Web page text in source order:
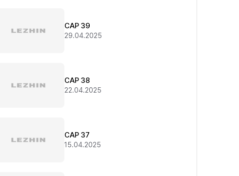
CAP 39
29.04.2025
CAP 38
22.04.2025
CAP 37
15.04.2025